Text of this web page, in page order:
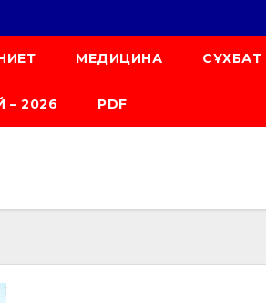
МЕДИЦИНА СҰХБАТ
– 2026 PDF